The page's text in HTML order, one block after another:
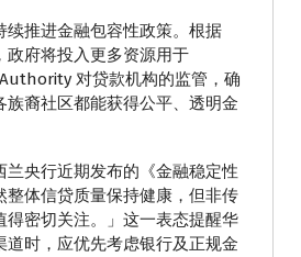
续推进金融包容性政策。根据
政府将投入更多资源用于
对贷款机构的监管，确
族裔社区都能获得公平、透明金
兰央行近期发布的《金融稳定性
整体信贷质量保持健康，但非传
得密切关注。」这一表态提醒华
道时，应优先考虑银行及正规金